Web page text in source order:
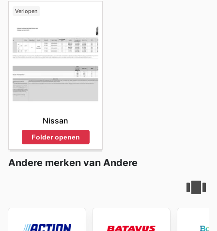
Henri Bloem's website today to explore the best deals
Verlopen
Nissan
Folder openen
Andere merken van Andere